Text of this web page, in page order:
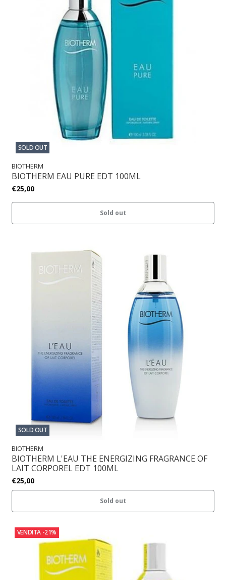
SOLD OUT
BIOTHERM
BIOTHERM EAU PURE EDT 100ML
€25,00
Sold out
SOLD OUT
BIOTHERM
BIOTHERM L'EAU THE ENERGIZING FRAGRANCE OF
LAIT CORPOREL EDT 100ML
€25,00
Sold out
VENDITA -21%